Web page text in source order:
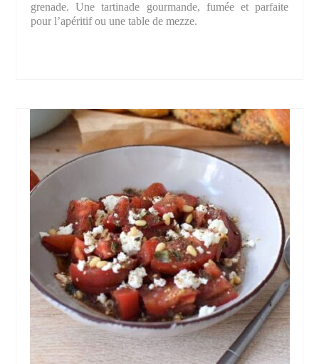
grenade. Une tartinade gourmande, fumée et parfaite
pour l’apéritif ou une table de mezze.